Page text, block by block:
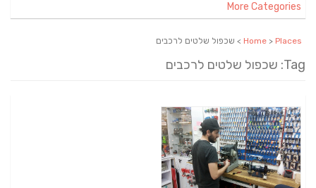
More Categories
Home > Places > שכפול שלטים לרכבים
Tag: שכפול שלטים לרכבים